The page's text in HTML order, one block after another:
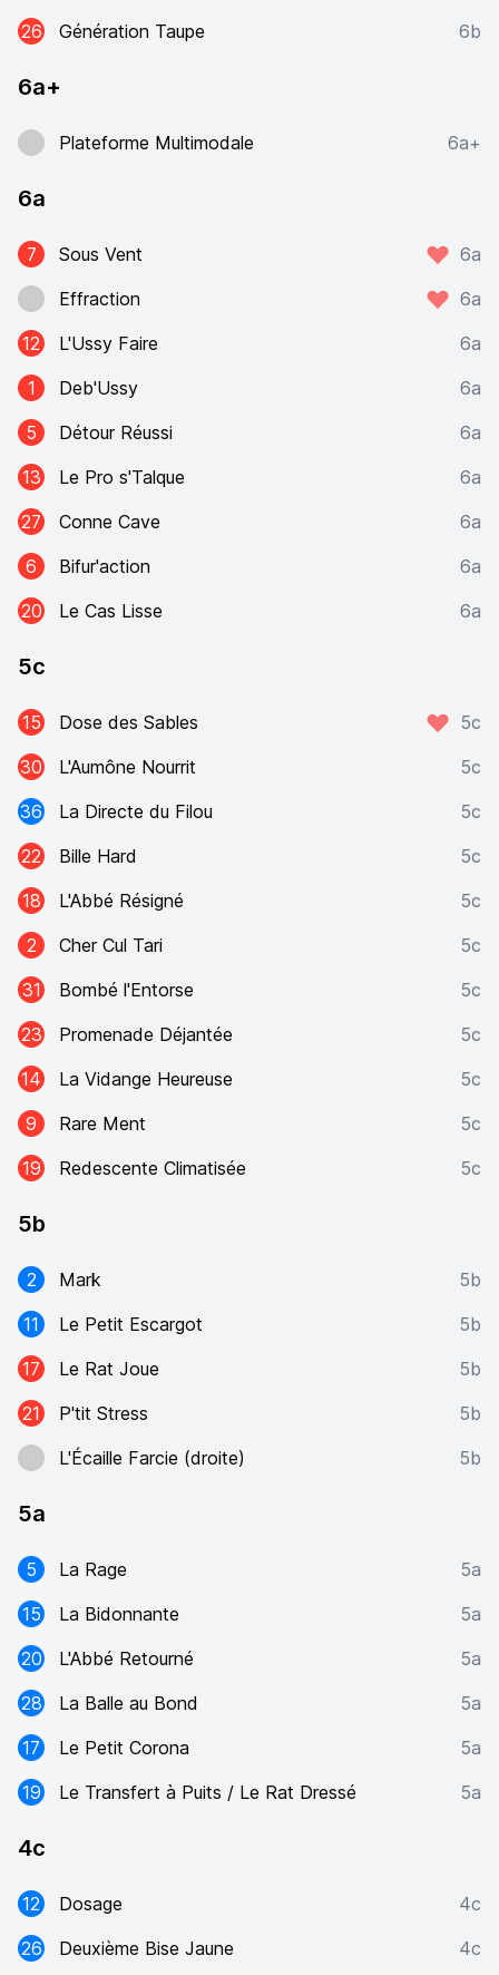
26 Génération Taupe 6b
6a+
Plateforme Multimodale 6a+
6a
7 Sous Vent
6a
Effraction
6a
12
L'Ussy Faire
6a
1
Deb'Ussy
6a
5
Détour Réussi
6a
13
Le Pro s'Talque
6a
27
Conne Cave
6a
6
Bifur'action
6a
20
Le Cas Lisse 6a
5c
15 Dose des Sables
5c
30
L'Aumône Nourrit
5c
36
La Directe du Filou
5c
22
Bille Hard
5c
18
L'Abbé Résigné
5c
2
Cher Cul Tari
5c
31
Bombé l'Entorse
5c
23
Promenade Déjantée
5c
14
La Vidange Heureuse
5c
9
Rare Ment
5c
19
Redescente Climatisée 5c
5b
2 Mark
5b
11
Le Petit Escargot
5b
17
Le Rat Joue
5b
21
P'tit Stress
5b
L'Écaille Farcie (droite)
5b
5a
5 La Rage
5a
15
La Bidonnante
5a
20
L'Abbé Retourné
5a
28
La Balle au Bond
5a
17
Le Petit Corona
5a
19
Le Transfert à Puits / Le Rat Dressé 5a
4c
12 Dosage
4c
26
Deuxième Bise Jaune
4c